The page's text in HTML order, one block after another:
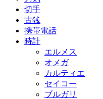
切手
古銭
携帯電話
時計
エルメス
オメガ
カルティエ
セイコー
ブルガリ